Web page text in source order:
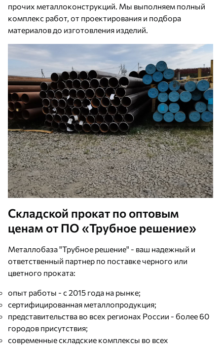
прочих металлоконструкций. Мы выполняем полный
комплекс работ, от проектирования и подбора
материалов до изготовления изделий.
Складской прокат по оптовым
ценам от ПО «Трубное решение»
Металлобаза "Трубное решение" - ваш надежный и
ответственный партнер по поставке черного или
цветного проката:
опыт работы - с 2015 года на рынке;
сертифицированная металлопродукция;
представительства во всех регионах России - более 60
городов присутствия;
современные складские комплексы во всех